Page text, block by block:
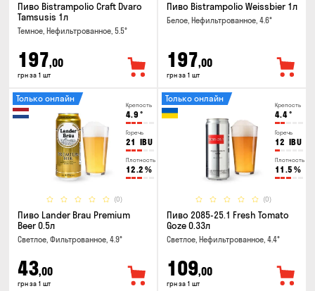
Пиво Bistrampolio Craft Dvaro
Tamsusis 1л
Темное, Нефильтрованное, 5.5°
197,00
грн за 1 шт
Пиво Bistrampolio Weissbier 1л
Белое, Нефильтрованное, 4.6°
197,00
грн за 1 шт
Крепость
4.9 °
Горечь
21 IBU
Плотность
12.2 %
(0)
Только онлайн
Пиво Lander Brau Premium
Beer 0.5л
Светлое, Фильтрованное, 4.9°
43,00
грн за 1 шт
Крепость
4.4°
Горечь
12 IBU
Плотность
11.5 %
(0)
Только онлайн
Пиво 2085-25.1 Fresh Tomato
Goze 0.33л
Светлое, Нефильтрованное, 4.4°
109,00
грн за 1 шт